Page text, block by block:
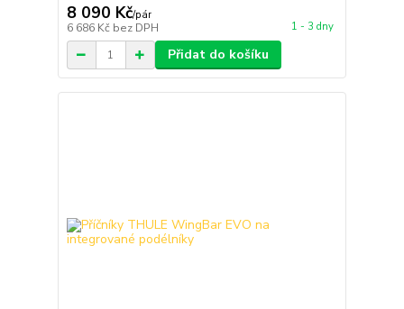
8 090 Kč/pár
6 686 Kč bez DPH 1 - 3 dny
Přidat do košíku